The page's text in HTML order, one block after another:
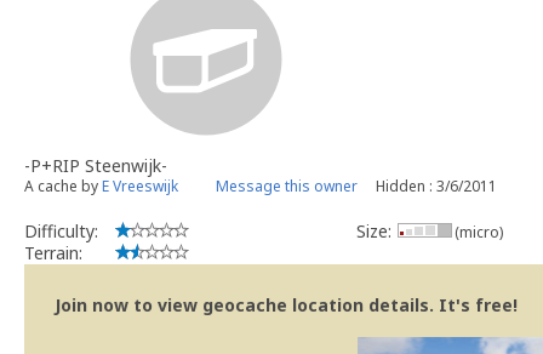
-P+RIP Steenwijk-
A cache byE Vreeswijk Message this owner Hidden : 3/6/2011
Difficulty:
Terrain:
Size: (micro)
Join now to view geocache location details. It's free!